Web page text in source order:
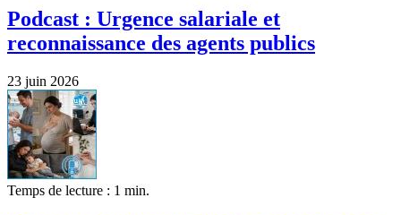
Podcast : Urgence salariale et
reconnaissance des agents publics
23 juin 2026
Temps de lecture : 1 min.